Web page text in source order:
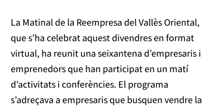
La Matinal de la Reempresa del Vallès Oriental,
que s’ha celebrat aquest divendres en format
virtual, ha reunit una seixantena d’empresaris i
emprenedors que han participat en un matí
d’activitats i conferències. El programa
s’adreçava a empresaris que busquen vendre la